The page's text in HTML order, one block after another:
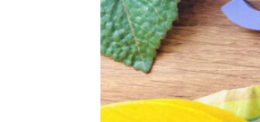
病
院
南
町
動
物
病
院
i
m
a
c
h
グ
ラ
ン
ベ
リ